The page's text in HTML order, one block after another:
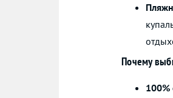
Почему
100%